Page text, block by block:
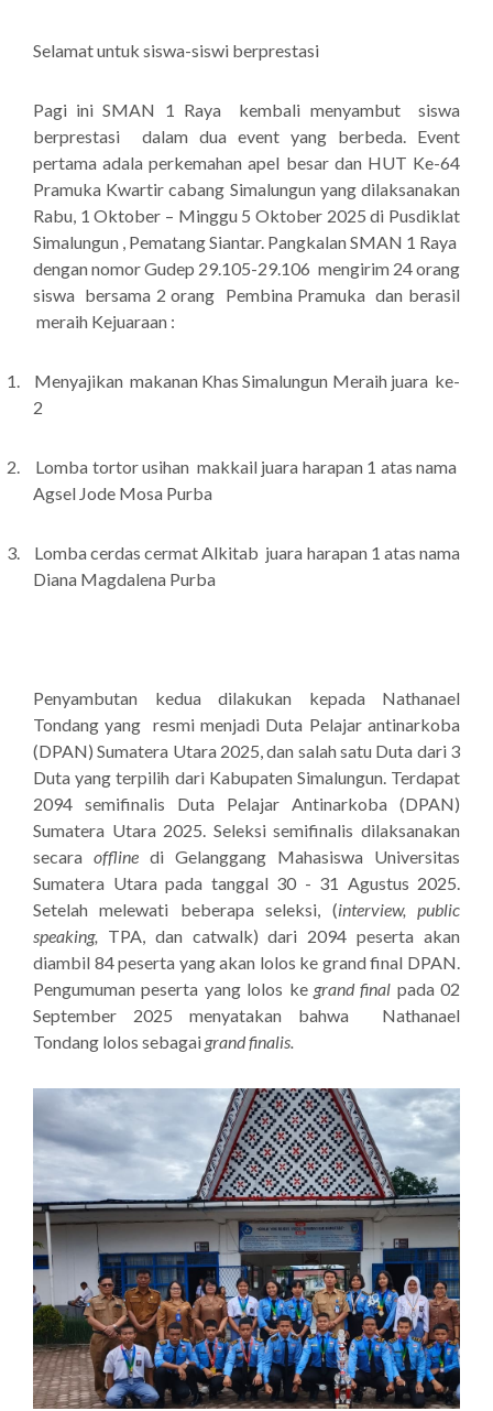
Selamat untuk siswa-siswi berprestasi
Pagi ini SMAN 1 Raya kembali menyambut siswa
berprestasi dalam dua event yang berbeda. Event
pertama adala perkemahan apel besar dan HUT Ke-64
Pramuka Kwartir cabang Simalungun yang dilaksanakan
Rabu, 1 Oktober – Minggu 5 Oktober 2025 di Pusdiklat
Simalungun , Pematang Siantar. Pangkalan SMAN 1 Raya
dengan nomor Gudep 29.105-29.106 mengirim 24 orang
siswa bersama 2 orang Pembina Pramuka dan berasil
meraih Kejuaraan :
1.
Menyajikan makanan Khas Simalungun Meraih juara ke-
2
2.
Lomba tortor usihan makkail juara harapan 1 atas nama
Agsel Jode Mosa Purba
3.
Lomba cerdas cermat Alkitab juara harapan 1 atas nama
Diana Magdalena Purba
Penyambutan kedua dilakukan kepada Nathanael
Tondang yang resmi menjadi Duta Pelajar antinarkoba
(DPAN) Sumatera Utara 2025, dan salah satu Duta dari 3
Duta yang terpilih dari Kabupaten Simalungun. Terdapat
2094 semifinalis Duta Pelajar Antinarkoba (DPAN)
Sumatera Utara 2025. Seleksi semifinalis dilaksanakan
secara offline di Gelanggang Mahasiswa Universitas
Sumatera Utara pada tanggal 30 - 31 Agustus 2025.
Setelah melewati beberapa seleksi, (interview, public
speaking,
TPA, dan catwalk) dari 2094 peserta akan
diambil 84 peserta yang akan lolos ke grand final DPAN.
Pengumuman peserta yang lolos ke grand final pada 02
September 2025 menyatakan bahwa
Nathanael
Tondang lolos sebagai grand finalis.